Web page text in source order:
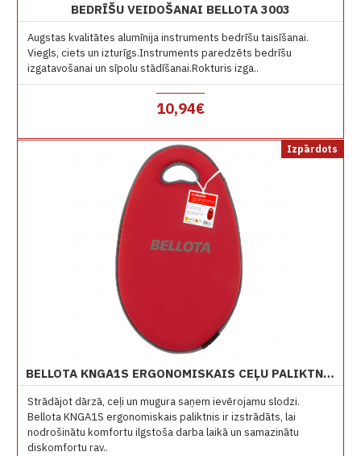
BEDRĪŠU VEIDOŠANAI BELLOTA 3003
Augstas kvalitātes alumīnija instruments bedrīšu taisīšanai.
Viegls, ciets un izturīgs.Instruments paredzēts bedrīšu
izgatavošanai un sīpolu stādīšanai.Rokturis izga..
10,94€
Izpārdots
BELLOTA KNGA1S ERGONOMISKAIS CEĻU PALIKTNIS AR MEMORY FOAM SARKANS
Strādājot dārzā, ceļi un mugura saņem ievērojamu slodzi.
Bellota KNGA1S ergonomiskais paliktnis ir izstrādāts, lai
nodrošinātu komfortu ilgstoša darba laikā un samazinātu
diskomfortu rav..